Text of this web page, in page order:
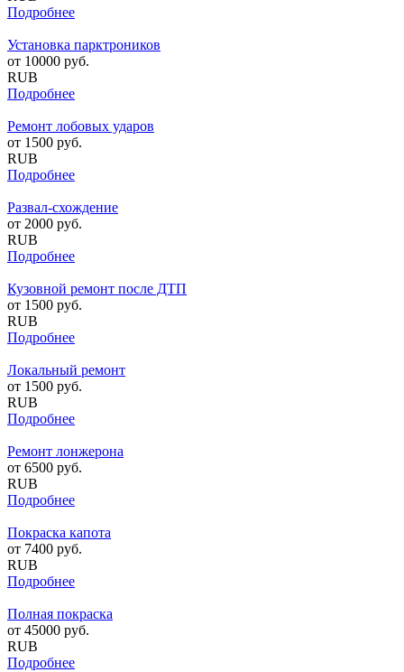
Подробнее
Установка парктроников
от 10000 руб.
RUB
Подробнее
Ремонт лобовых ударов
от 1500 руб.
RUB
Подробнее
Развал-схождение
от 2000 руб.
RUB
Подробнее
Кузовной ремонт после ДТП
от 1500 руб.
RUB
Подробнее
Локальный ремонт
от 1500 руб.
RUB
Подробнее
Ремонт лонжерона
от 6500 руб.
RUB
Подробнее
Покраска капота
от 7400 руб.
RUB
Подробнее
Полная покраска
от 45000 руб.
RUB
Подробнее